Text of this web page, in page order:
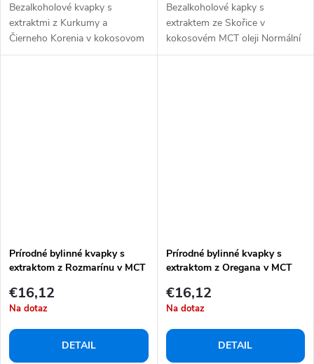
Bezalkoholové kvapky s
extraktmi z Kurkumy a
Čierneho Korenia v kokosovom
MCT oleji 100%...
Bezalkoholové kapky s
extraktem ze Skořice v
kokosovém MCT oleji Normální
hladina cukru v krvi...
Prírodné bylinné kvapky s
extraktom z Rozmarínu v MCT
€16,12
Na dotaz
DETAIL
Prírodné bylinné kvapky s
extraktom z Oregana v MCT
€16,12
Na dotaz
DETAIL